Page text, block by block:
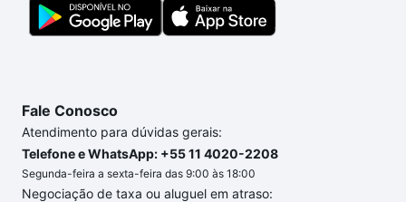
Fale Conosco
Atendimento para dúvidas gerais:
Telefone e WhatsApp: +55 11 4020-2208
Segunda-feira a sexta-feira das 9:00 às 18:00
Negociação de taxa ou aluguel em atraso: